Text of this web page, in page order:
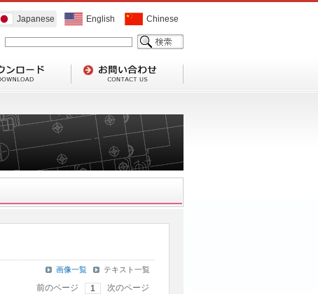
Japanese English Chinese
画像一覧 テキスト一覧
前のページ 1 次のページ